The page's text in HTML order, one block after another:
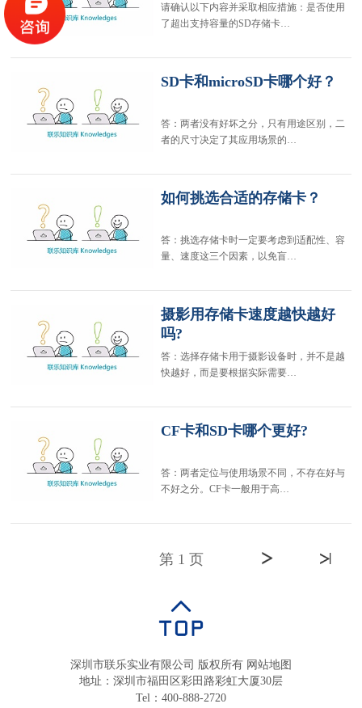
请确认以下内容并采取相应措施：是否使用
了超出支持容量的SD存储卡…
SD卡和microSD卡哪个好？
答：两者没有好坏之分，只有用途区别，二
者的尺寸决定了其应用场景的…
如何挑选合适的存储卡？
答：挑选存储卡时一定要考虑到适配性、容
量、速度这三个因素，以免盲…
摄影用存储卡速度越快越好
吗?
答：选择存储卡用于摄影设备时，并不是越
快越好，而是要根据实际需要…
CF卡和SD卡哪个更好?
答：两者定位与使用场景不同，不存在好与
不好之分。CF卡一般用于高…
第 1 页
深圳市联乐实业有限公司 版权所有 网站地图
地址：深圳市福田区彩田路彩虹大厦30层
Tel：400-888-2720